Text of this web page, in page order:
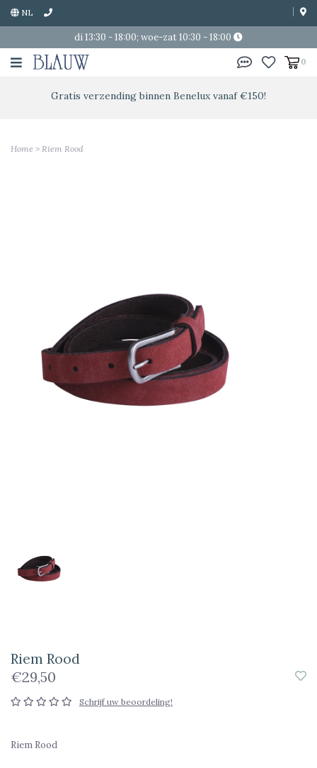
NL
di 13:30 - 18:00; woe-zat 10:30 - 18:00
0
Gratis verzending binnen Benelux vanaf €150!
Home > Riem Rood
Riem Rood
€29,50
Schrijf uw beoordeling!
Riem Rood